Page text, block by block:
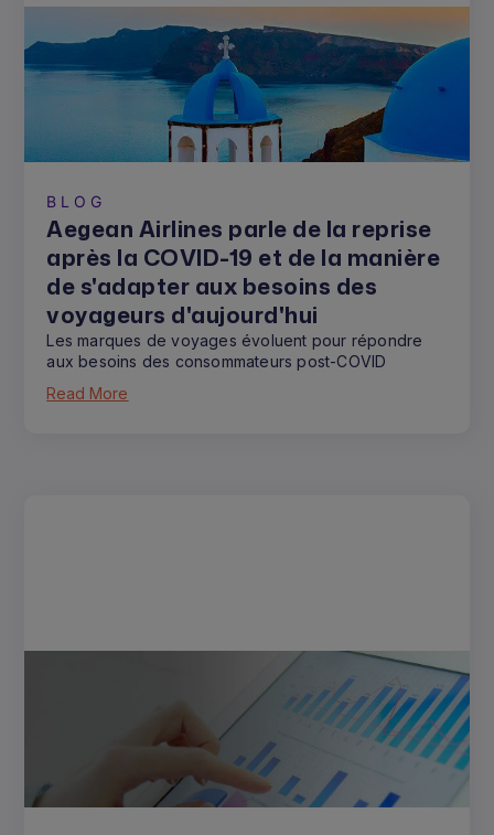
BLOG
Aegean Airlines parle de la reprise
après la COVID-19 et de la manière
de s'adapter aux besoins des
voyageurs d'aujourd'hui
Les marques de voyages évoluent pour répondre
aux besoins des consommateurs post-COVID
Read More